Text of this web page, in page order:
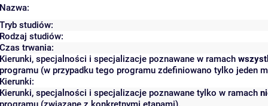
Nazwa:
Tryb studiów:
Rodzaj studiów:
Czas trwania:
Kierunki, specjalności i specjalizacje poznawane w ramach
programu (w przypadku tego programu zdefiniowano tylko jeden
Kierunki:
Kierunki, specjalności i specjalizacje poznawane tylko w ramach